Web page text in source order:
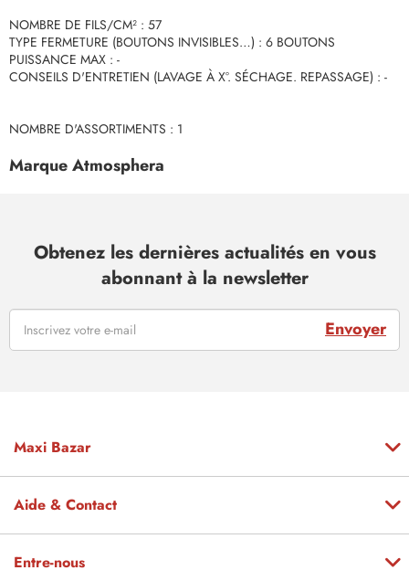
NOMBRE DE FILS/CM² : 57
TYPE FERMETURE (BOUTONS INVISIBLES…) : 6 BOUTONS
PUISSANCE MAX : -
CONSEILS D'ENTRETIEN (LAVAGE À X°. SÉCHAGE. REPASSAGE) : -
NOMBRE D'ASSORTIMENTS : 1
Marque Atmosphera
Obtenez les dernières actualités en vous
abonnant à la newsletter
Envoyer
Maxi Bazar
Aide & Contact
Entre-nous